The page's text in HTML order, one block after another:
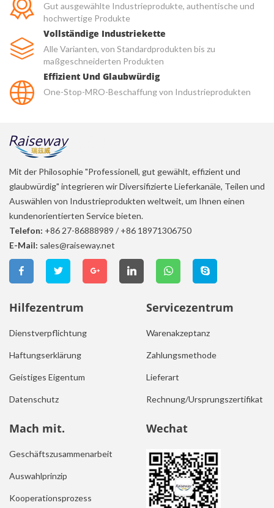
Gut ausgewählte Industrieprodukte, authentische und
hochwertige Produkte
Vollständige Industriekette
Alle Varianten, von Standardprodukten bis zu
maßgeschneiderten Produkten
Effizient Und Glaubwürdig
One-Stop-MRO-Beschaffung von Industrieprodukten
Mit der Philosophie "Professionell, gut gewählt, effizient und
glaubwürdig" integrieren wir Diversifizierte Lieferkanäle, Teilen und
Auswählen von Industrieprodukten weltweit, um Ihnen einen
kundenorientierten Service bieten.
Telefon: +86 27-86888989 / +86 18971306750
E-Mail: sales@raiseway.net
Hilfezentrum
Dienstverpflichtung
Haftungserklärung
Geistiges Eigentum
Datenschutz
Servicezentrum
Warenakzeptanz
Zahlungsmethode
Lieferart
Rechnung/Ursprungszertifikat
Mach mit.
Geschäftszusammenarbeit
Auswahlprinzip
Kooperationsprozess
Wechat